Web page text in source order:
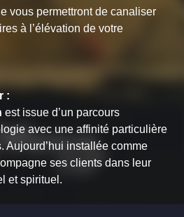
vous permettront de canaliser
à l’élévation de votre
:
est issue d’un parcours
avec une affinité particulière
Aujourd’hui installée comme
ses clients dans leur
et spirituel.